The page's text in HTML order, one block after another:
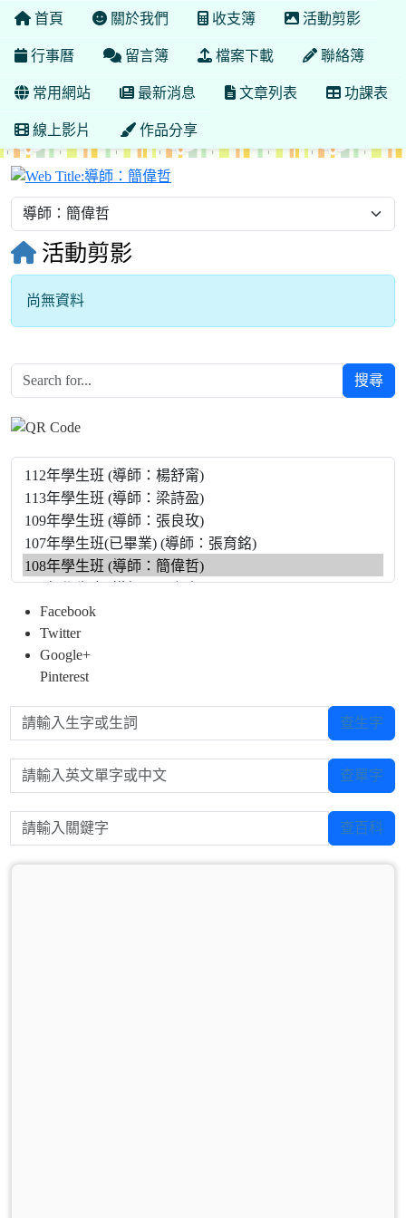
首頁 關於我們 收支簿 活動剪影
行事曆 留言簿 檔案下載 聯絡簿
常用網站 最新消息 文章列表 功課表
線上影片 作品分享
導師：簡偉哲
活動剪影
尚無資料
搜尋
Facebook
Twitter
Google+
Pinterest
請輸入生字或生詞 查生字
請輸入英文單字或中文 查單字
請輸入關鍵字 查百科